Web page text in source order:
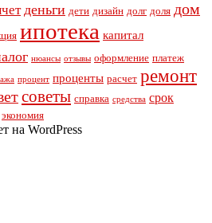
деньги дети дизайн долг доля дом
ипотека капитал
нюансы отзывы оформление платеж
процент проценты расчет ремонт
советы справка средства срок
экономия
на WordPress